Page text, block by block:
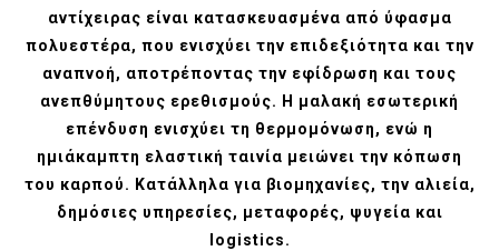
αντίχειρας είναι κατασκευασμένα από ύφασμα
πολυεστέρα, που ενισχύει την επιδεξιότητα και την
αναπνοή, αποτρέποντας την εφίδρωση και τους
ανεπθύμητους ερεθισμούς. Η μαλακή εσωτερική
επένδυση ενισχύει τη θερμομόνωση, ενώ η
ημιάκαμπτη ελαστική ταινία μειώνει την κόπωση
του καρπού. Κατάλληλα για βιομηχανίες, την αλιεία,
δημόσιες υπηρεσίες, μεταφορές, ψυγεία και
logistics.